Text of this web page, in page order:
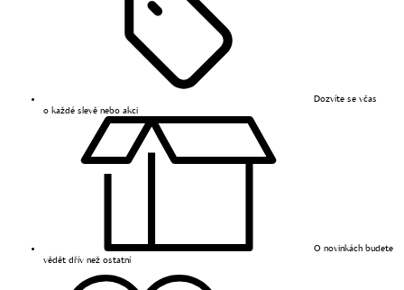
Dozvíte se včas
o každé slevě nebo akci
O novinkách budete
vědět dřív než ostatní